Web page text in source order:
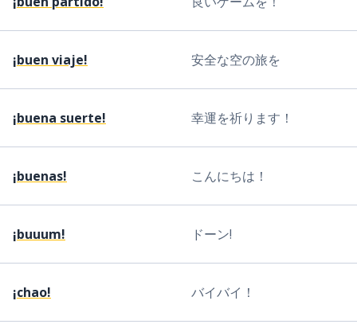
¡buen viaje! 安全な空の旅を
¡buena suerte! 幸運を祈ります！
¡buenas! こんにちは！
¡buuum! ドーン!
¡chao! バイバイ！